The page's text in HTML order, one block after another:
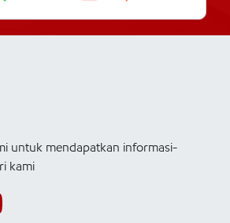
untuk mendapatkan informasi-
kami